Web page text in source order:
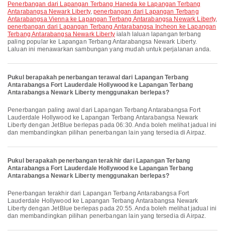
penerbangan dari Lapangan Terbang Haneda ke Lapangan Terbang
Antarabangsa Newark Liberty,penerbangan dari Lapangan Terbang
Antarabangsa Vienna ke Lapangan Terbang Antarabangsa Newark Liberty,
penerbangan dari Lapangan Terbang Antarabangsa Incheon ke Lapangan
Terbang Antarabangsa Newark Libertyialah laluan lapangan terbang
paling popular ke Lapangan Terbang Antarabangsa Newark Liberty.
Laluan ini menawarkan sambungan yang mudah untuk perjalanan anda.
Pukul berapakah penerbangan terawal dari Lapangan Terbang
Antarabangsa Fort Lauderdale Hollywood ke Lapangan Terbang
Antarabangsa Newark Liberty menggunakan berlepas?
Penerbangan paling awal dari Lapangan Terbang Antarabangsa Fort
Lauderdale Hollywood ke Lapangan Terbang Antarabangsa Newark
Liberty dengan JetBlue berlepas pada 06:30. Anda boleh melihat jadual ini
dan membandingkan pilihan penerbangan lain yang tersedia di Airpaz.
Pukul berapakah penerbangan terakhir dari Lapangan Terbang
Antarabangsa Fort Lauderdale Hollywood ke Lapangan Terbang
Antarabangsa Newark Liberty menggunakan berlepas?
Penerbangan terakhir dari Lapangan Terbang Antarabangsa Fort
Lauderdale Hollywood ke Lapangan Terbang Antarabangsa Newark
Liberty dengan JetBlue berlepas pada 20:55. Anda boleh melihat jadual ini
dan membandingkan pilihan penerbangan lain yang tersedia di Airpaz.